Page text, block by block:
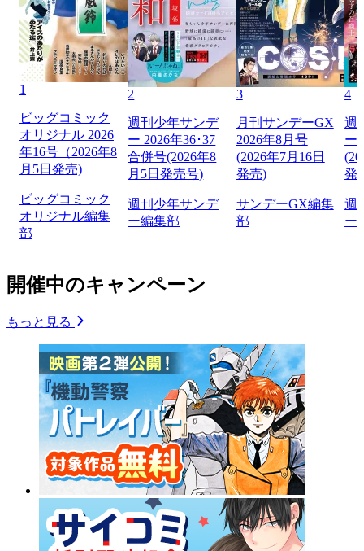
1
ビッグコミック
オリジナル 2026
年16号（2026年8
月5日発売)
ビッグコミック
オリジナル編集
部
2
週刊少年サンデ
ー 2026年36･37
合併号(2026年8
月5日発売号)
週刊少年サンデ
ー編集部
3
月刊サンデーGX
2026年8月号
(2026年7月16日
発売)
サンデーGX編集
部
4
週
ー
発
週
ー
開催中のキャンペーン
もっと見る